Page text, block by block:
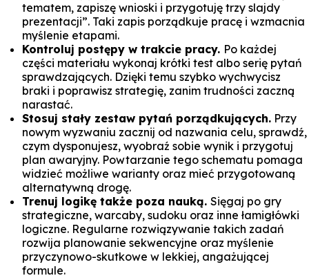
tematem, zapiszę wnioski i przygotuję trzy slajdy
prezentacji”. Taki zapis porządkuje pracę i wzmacnia
myślenie etapami.
Kontroluj postępy w trakcie pracy. Po każdej
części materiału wykonaj krótki test albo serię pytań
sprawdzających. Dzięki temu szybko wychwycisz
braki i poprawisz strategię, zanim trudności zaczną
narastać.
Stosuj stały zestaw pytań porządkujących. Przy
nowym wyzwaniu zacznij od nazwania celu, sprawdź,
czym dysponujesz, wyobraź sobie wynik i przygotuj
plan awaryjny. Powtarzanie tego schematu pomaga
widzieć możliwe warianty oraz mieć przygotowaną
alternatywną drogę.
Trenuj logikę także poza nauką. Sięgaj po gry
strategiczne, warcaby, sudoku oraz inne łamigłówki
logiczne. Regularne rozwiązywanie takich zadań
rozwija planowanie sekwencyjne oraz myślenie
przyczynowo-skutkowe w lekkiej, angażującej
formule.